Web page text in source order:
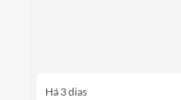
Há 3 dias